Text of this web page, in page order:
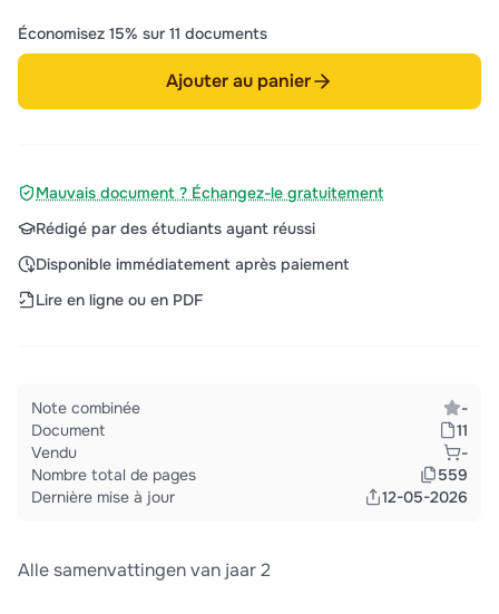
Économisez 15% sur 11 documents
Ajouter au panier
Mauvais document ? Échangez-le gratuitement
Rédigé par des étudiants ayant réussi
Disponible immédiatement après paiement
Lire en ligne ou en PDF
Note combinée
-
Document
11
Vendu
-
Nombre total de pages
559
Dernière mise à jour
12-05-2026
Alle samenvattingen van jaar 2